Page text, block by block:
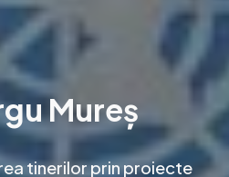
Mureș
tinerilor prin proiecte